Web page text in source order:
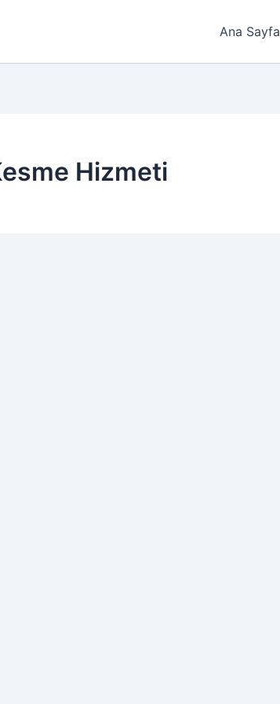
Ana Sayfa
Hizmeti